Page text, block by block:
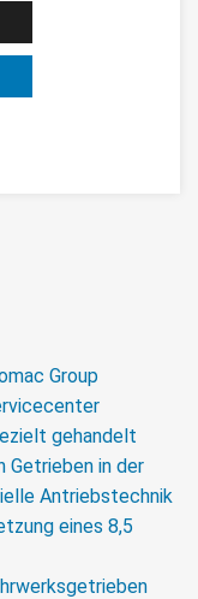
Group
gehandelt
Getrieben in der
Antriebstechnik
eines 8,5